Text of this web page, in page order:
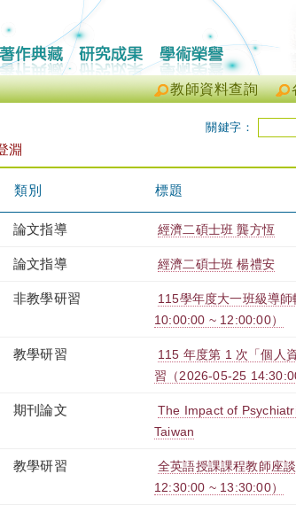
教師資料查詢
關鍵字：
淵
類別 標題
論文指導 經濟二碩士班 龔方恆
論文指導 經濟二碩士班 楊禮安
非教學研習
115學年度大一班級導
10:00:00 ~ 12:00:00）
教學研習
115 年度第 1 次「個人
習（2026-05-25
期刊論文
The Impact of
Taiwan
教學研習
全英語授課課程教師座
12:30:00 ~ 13:30:00）